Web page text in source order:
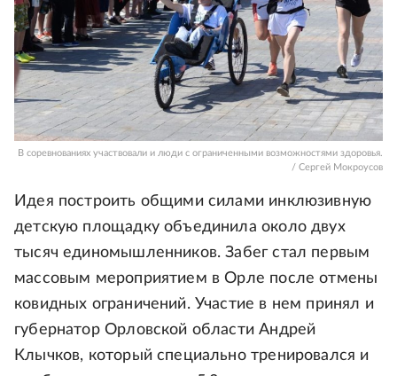
В соревнованиях участвовали и люди с ограниченными возможностями здоровья.
/ Сергей Мокроусов
Идея построить общими силами инклюзивную
детскую площадку объединила около двух
тысяч единомышленников. Забег стал первым
массовым мероприятием в Орле после отмены
ковидных ограничений. Участие в нем принял и
губернатор Орловской области Андрей
Клычков, который специально тренировался и